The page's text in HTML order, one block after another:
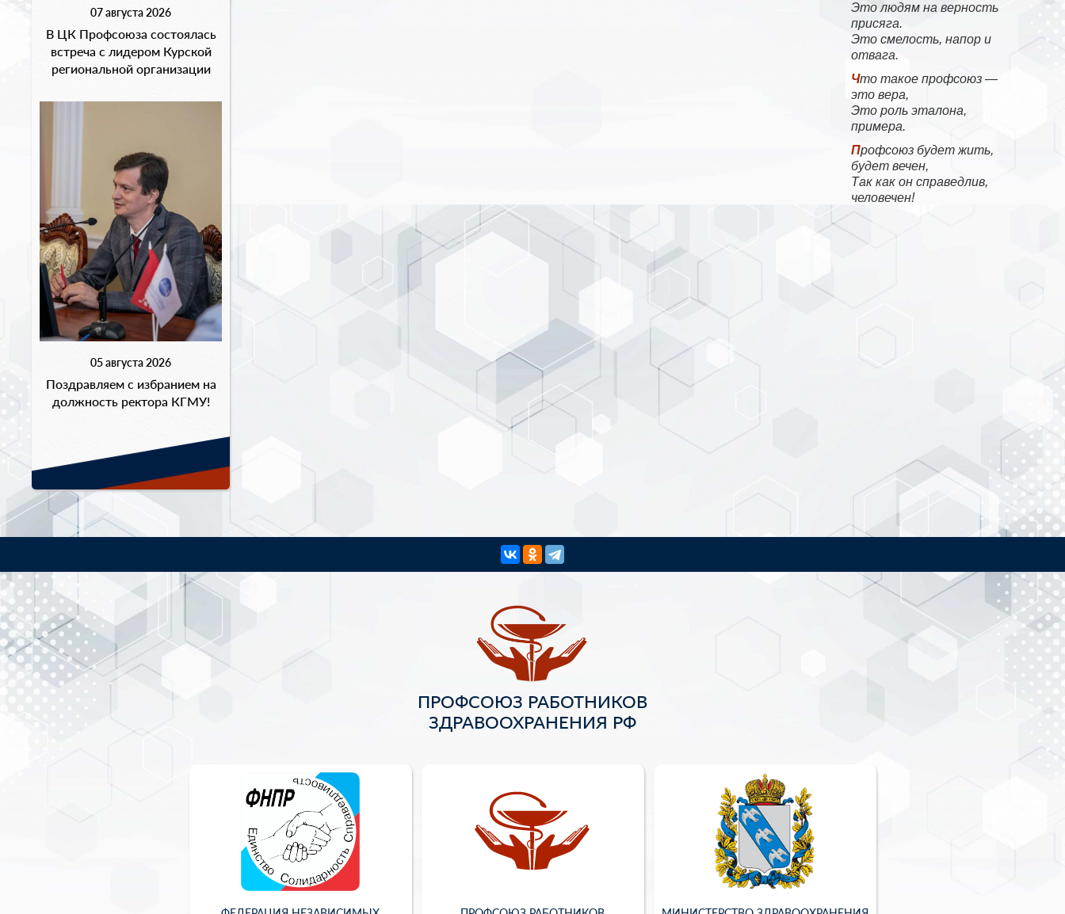
07 августа 2026
В ЦК Профсоюза состоялась
встреча с лидером Курской
региональной организации
05 августа 2026
Поздравляем с избранием на
должность ректора КГМУ!
Это людям на верность
присяга.
Это смелость, напор и
отвага.
Что такое профсоюз —
это вера,
Это роль эталона,
примера.
Профсоюз будет жить,
будет вечен,
Так как он справедлив,
человечен!
ПРОФСОЮЗ РАБОТНИКОВ
ЗДРАВООХРАНЕНИЯ РФ